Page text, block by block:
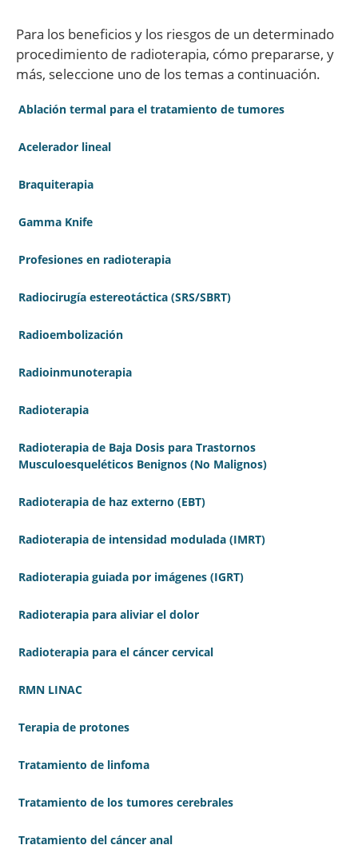
Para los beneficios y los riesgos de un determinado
procedimiento de radioterapia, cómo prepararse, y
más, seleccione uno de los temas a continuación.
Ablación termal para el tratamiento de tumores
Acelerador lineal
Braquiterapia
Gamma Knife
Profesiones en radioterapia
Radiocirugía estereotáctica (SRS/SBRT)
Radioembolización
Radioinmunoterapia
Radioterapia
Radioterapia de Baja Dosis para Trastornos
Musculoesqueléticos Benignos (No Malignos)
Radioterapia de haz externo (EBT)
Radioterapia de intensidad modulada (IMRT)
Radioterapia guiada por imágenes (IGRT)
Radioterapia para aliviar el dolor
Radioterapia para el cáncer cervical
RMN LINAC
Terapia de protones
Tratamiento de linfoma
Tratamiento de los tumores cerebrales
Tratamiento del cáncer anal